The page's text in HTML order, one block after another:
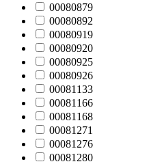
00080879
00080892
00080919
00080920
00080925
00080926
00081133
00081166
00081168
00081271
00081276
00081280